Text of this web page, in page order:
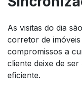
As visitas do dia
corretor de
compromissos a
cliente deixe de
eficiente.